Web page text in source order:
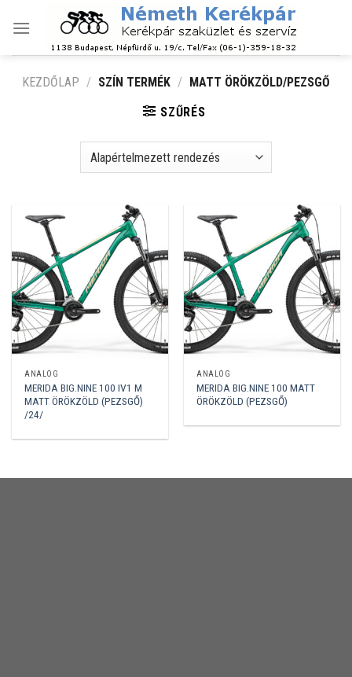
KEZDŐLAP / SZÍN TERMÉK / MATT ÖRÖKZÖLD/PEZSGŐ
SZŰRÉS
ANALÓG
MERIDA BIG.NINE 100 IV1 M
MATT ÖRÖKZÖLD (PEZSGŐ)
/24/
ANALÓG
MERIDA BIG.NINE 100 MATT
ÖRÖKZÖLD (PEZSGŐ)